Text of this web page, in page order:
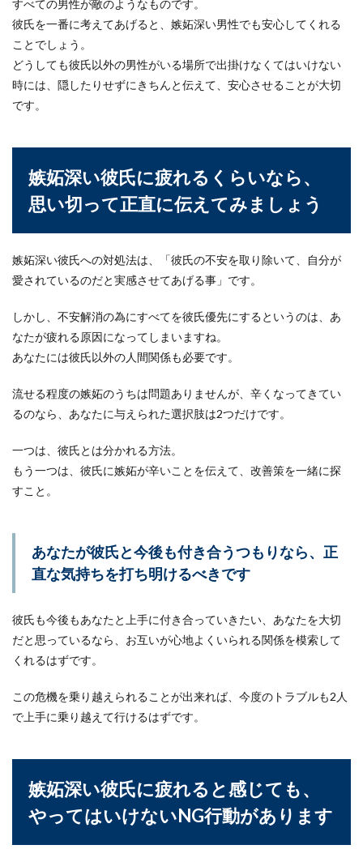
すべての男性が敵のようなものです。
彼氏を一番に考えてあげると、嫉妬深い男性でも安心してくれる
ことでしょう。
どうしても彼氏以外の男性がいる場所で出掛けなくてはいけない
時には、隠したりせずにきちんと伝えて、安心させることが大切
です。
嫉妬深い彼氏に疲れるくらいなら、
思い切って正直に伝えてみましょう
嫉妬深い彼氏への対処法は、「彼氏の不安を取り除いて、自分が
愛されているのだと実感させてあげる事」です。
しかし、不安解消の為にすべてを彼氏優先にするというのは、あ
なたが疲れる原因になってしまいますね。
あなたには彼氏以外の人間関係も必要です。
流せる程度の嫉妬のうちは問題ありませんが、辛くなってきてい
るのなら、あなたに与えられた選択肢は2つだけです。
一つは、彼氏とは分かれる方法。
もう一つは、彼氏に嫉妬が辛いことを伝えて、改善策を一緒に探
すこと。
あなたが彼氏と今後も付き合うつもりなら、正
直な気持ちを打ち明けるべきです
彼氏も今後もあなたと上手に付き合っていきたい、あなたを大切
だと思っているなら、お互いが心地よくいられる関係を模索して
くれるはずです。
この危機を乗り越えられることが出来れば、今度のトラブルも2人
で上手に乗り越えて行けるはずです。
嫉妬深い彼氏に疲れると感じても、
やってはいけないNG行動があります